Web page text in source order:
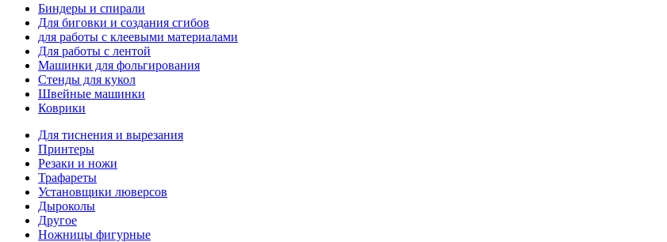
Биндеры и спирали
Для биговки и создания сгибов
для работы с клеевыми материалами
Для работы с лентой
Машинки для фольгирования
Стенды для кукол
Швейные машинки
Коврики
Для тиснения и вырезания
Принтеры
Резаки и ножи
Трафареты
Установщики люверсов
Дыроколы
Другое
Ножницы фигурные